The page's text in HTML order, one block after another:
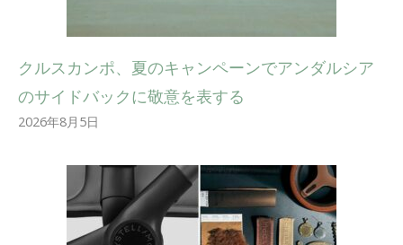
クルスカンポ、夏のキャンペーンでアンダルシア
のサイドバックに敬意を表する
2026年8月5日